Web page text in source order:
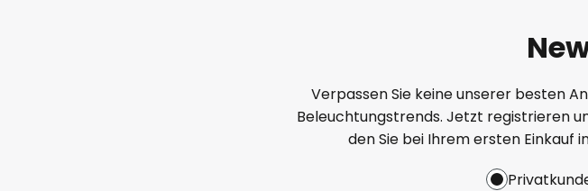
Verpassen Sie keine unserer besten
Beleuchtungstrends. Jetzt registrieren
den Sie bei Ihrem ersten Einkauf